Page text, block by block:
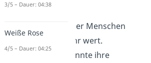
Inflation 1923:
der Menschen
waren nichts mehr wert.
Die Regierung konnte ihre
3/5 – Dauer: 04:38
Weiße Rose
4/5 – Dauer: 04:25